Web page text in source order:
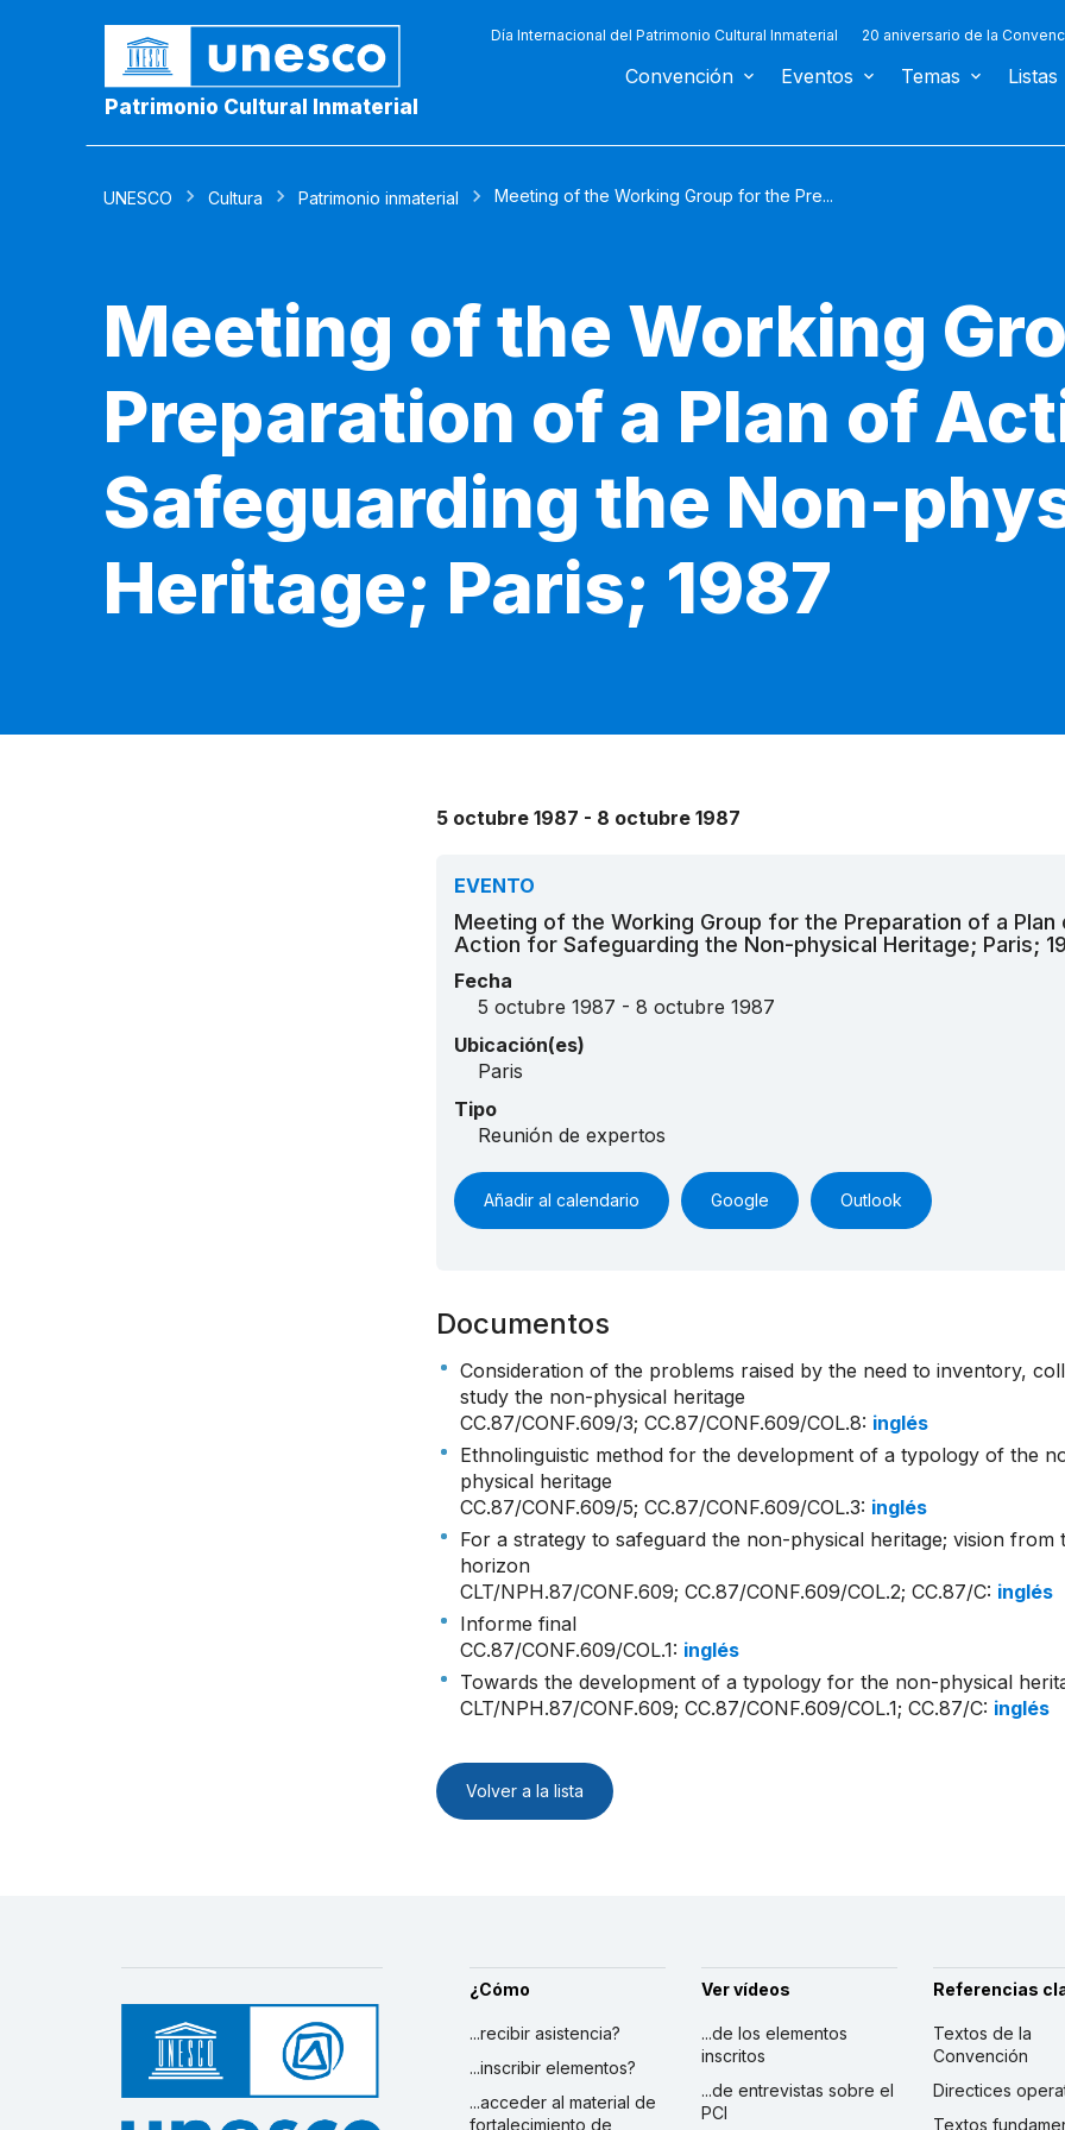
Patrimonio Cultural Inmaterial
Día Internacional del Patrimonio Cultural Inmaterial 20 aniversario de la
Convención Eventos Temas Listas
UNESCO Cultura Patrimonio inmaterial Meeting of the Working Group for the Pre...
Meeting of the Working
Preparation of a Plan of
Safeguarding the Non-
Heritage; Paris; 1987
5 octubre 1987 - 8 octubre 1987
EVENTO
Meeting of the Working Group for the Preparation of a Plan
Action for Safeguarding the Non-physical Heritage; Paris;
Fecha
5 octubre 1987 - 8 octubre 1987
Ubicación(es)
Paris
Tipo
Reunión de expertos
Añadir al calendario Google Outlook
Documentos
Consideration of the problems raised by the need to inventory,
study the non-physical heritage
CC.87/CONF.609/3; CC.87/CONF.609/COL.8: inglés
Ethnolinguistic method for the development of a typology of the
physical heritage
CC.87/CONF.609/5; CC.87/CONF.609/COL.3: inglés
For a strategy to safeguard the non-physical heritage; vision from
horizon
CLT/NPH.87/CONF.609; CC.87/CONF.609/COL.2; CC.87/C: inglés
Informe final
CC.87/CONF.609/COL.1: inglés
Towards the development of a typology for the non-physical
CLT/NPH.87/CONF.609; CC.87/CONF.609/COL.1; CC.87/C: inglés
Volver a la lista
¿Cómo
...recibir asistencia?
...inscribir elementos?
...acceder al material de
fortalecimiento de
Ver vídeos
...de los elementos
inscritos
...de entrevistas sobre el
PCI
Referencias
Textos de la
Convención
Directices
Textos